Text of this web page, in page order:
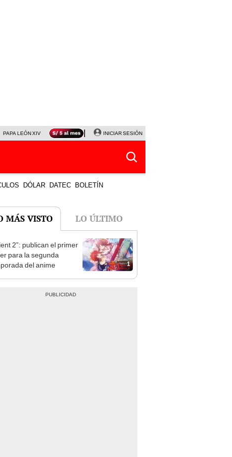
PAPA LEÓN XIV NALDY SALDAÑA LA BELLA LUZ
INICIAR SESIÓN
DÓLAR DATEC BOLETÍN
MÁS VISTO LO ÚLTIMO
1
2”: publican el primer
para la segunda
del anime